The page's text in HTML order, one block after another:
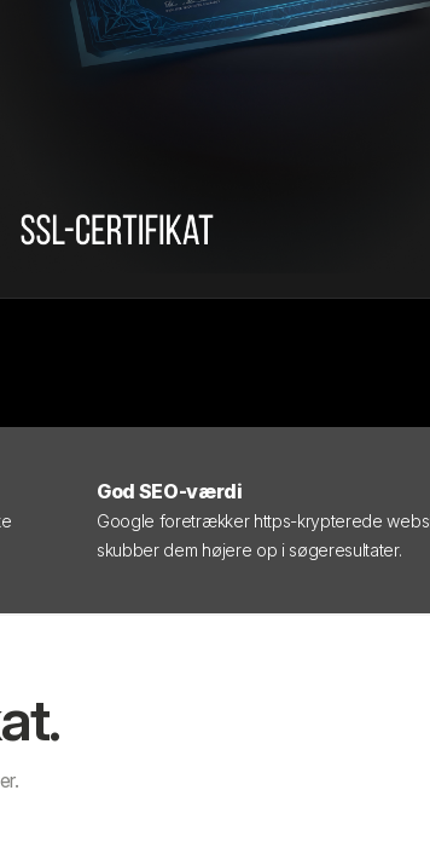
God SEO-værdi
Google foretrækker https-krypterede
skubber dem højere op i søgeresultater.